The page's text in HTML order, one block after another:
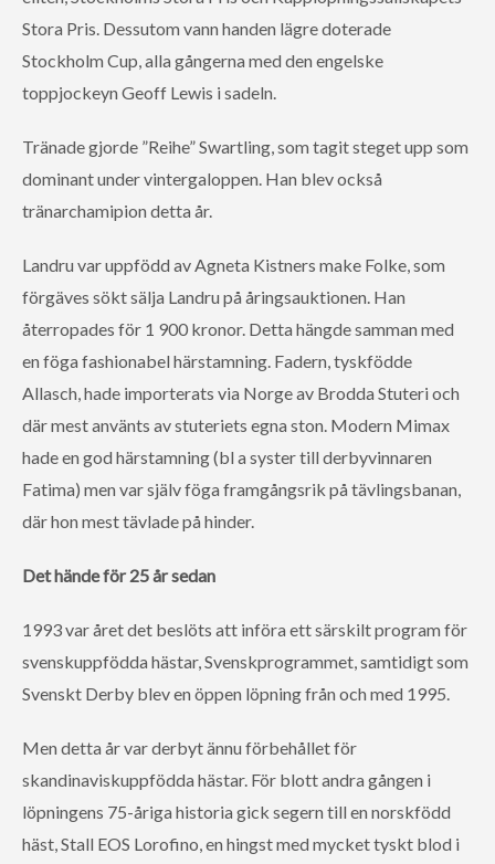
Stora Pris. Dessutom vann handen lägre doterade
Stockholm Cup, alla gångerna med den engelske
toppjockeyn Geoff Lewis i sadeln.
Tränade gjorde ”Reihe” Swartling, som tagit steget upp som
dominant under vintergaloppen. Han blev också
tränarchamipion detta år.
Landru var uppfödd av Agneta Kistners make Folke, som
förgäves sökt sälja Landru på åringsauktionen. Han
återropades för 1 900 kronor. Detta hängde samman med
en föga fashionabel härstamning. Fadern, tyskfödde
Allasch, hade importerats via Norge av Brodda Stuteri och
där mest använts av stuteriets egna ston. Modern Mimax
hade en god härstamning (bl a syster till derbyvinnaren
Fatima) men var själv föga framgångsrik på tävlingsbanan,
där hon mest tävlade på hinder.
Det hände för 25 år sedan
1993 var året det beslöts att införa ett särskilt program för
svenskuppfödda hästar, Svenskprogrammet, samtidigt som
Svenskt Derby blev en öppen löpning från och med 1995.
Men detta år var derbyt ännu förbehållet för
skandinaviskuppfödda hästar. För blott andra gången i
löpningens 75-åriga historia gick segern till en norskfödd
häst, Stall EOS Lorofino, en hingst med mycket tyskt blod i